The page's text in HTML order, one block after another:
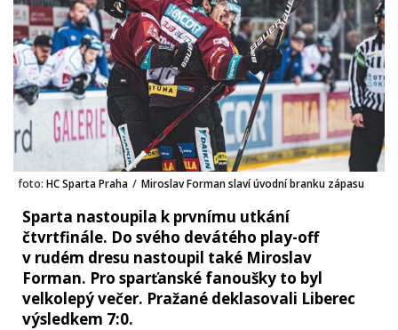
foto: HC Sparta Praha / Miroslav Forman slaví úvodní branku zápasu
Sparta nastoupila k prvnímu utkání
čtvrtfinále. Do svého devátého play-off
v rudém dresu nastoupil také Miroslav
Forman. Pro sparťanské fanoušky to byl
velkolepý večer. Pražané deklasovali Liberec
výsledkem 7:0.